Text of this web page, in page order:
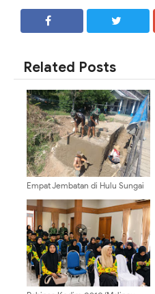
Related Posts
Empat Jembatan di Hulu Sungai
Utama